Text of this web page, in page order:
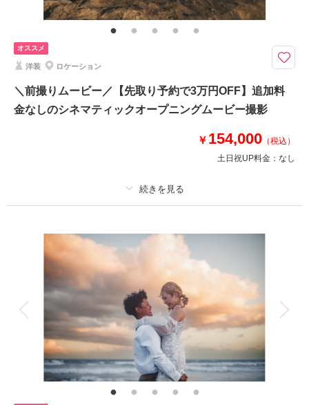
撮影データ（約100カット）・白無垢or色打掛・紋付袴・ヘアメイク・着付
け・撮影アテンド・撮影小物・和ブーケ・移動費・施設利用料
8月までのご予約対象＜木々の新緑がまぶしい「緑」の季節＞【全データ・
衣装一式・美容・移動・申請等全て込】
⚫︎ロケ地：鎌倉・妙本寺他
⚫︎データ：撮影全データ約100カット（色味補正などレタッチ済）
⚫︎納期：約3週間
このプランで撮影可能な撮影レポート
相談予約する
来店・オンライン
撮影日の空き
を確認する
オススメ
洋装 ロケーション
＼前撮りムービー／【先取り予約で3万円OFF】追加料
金なしのシネマティックオープニングムービー撮影
￥ 154,000 （税込）
土日祝UP料金： なし
新婦衣装1着
着付け
データ 台紙付写真
衣装追加 会食 挙式
家族と撮影 家族用衣装レンタル ペットと撮影
その他含むもの
撮影データ+DVD1枚（納期約1ヶ月）・著作権フリー音源提供・ヘアメイ
ク・撮影アテンド・アクセサリー類・レンタルブーケ＆ブートニアレンタ